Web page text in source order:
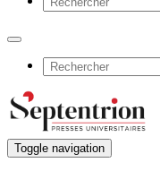
Toggle navigation